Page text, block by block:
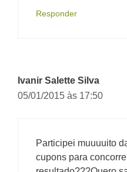
Responder
Ivanir Salette Silva
05/01/2015 às 17:50
Participei muuuuito
cupons para